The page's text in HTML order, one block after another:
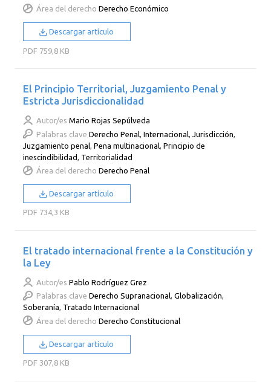
Área del derecho Derecho Económico
Descargar artículo
PDF 759,8 KB
El Principio Territorial, Juzgamiento Penal y
Estricta Jurisdiccionalidad
Autor/es Mario Rojas Sepúlveda
Palabras clave Derecho Penal ,Internacional Jurisdicción
Juzgamiento penal ,Pena multinacional ,Principio de
inescindibilidad Territorialidad
Área del derecho Derecho Penal
Descargar artículo
PDF 734,3 KB
El tratado internacional frente a la Constitución y
la Ley
Autor/es Pablo Rodríguez Grez
Palabras clave Derecho Supranacional,Globalización,
Soberanía, Tratado Internacional
Área del derecho Derecho Constitucional
Descargar artículo
PDF 307,8 KB